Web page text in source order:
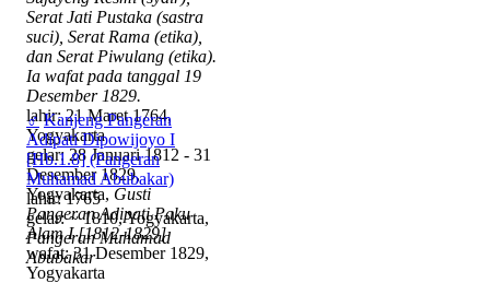
Serat Jati Pustaka (sastra
suci), Serat Rama (etika),
dan Serat Piwulang (etika).
Ia wafat pada tanggal 19
Desember 1829.
lahir: 21 Maret 1764,
Yogyakarta
gelar: 28 Januari 1812 - 31
Desember 1829,
Yogyakarta, Gusti
Pangeran Adipati Paku
Alam I [1812-1829]
wafat: 31 Desember 1829,
Yogyakarta
♂ Kanjeng Pangeran
Adipati Dipowijoyo I
[Hb.1.8] (Pangeran
Muhamad Abubakar)
lahir: 1765
gelar: ~ 1810, Yogyakarta,
Pangeran Muhamad
Abubakar